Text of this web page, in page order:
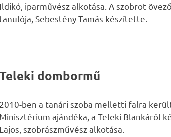
Ildikó, iparművész alkotása. A szobrot
tanulója, Sebestény Tamás készítette.
Teleki dombormű
2010-ben a tanári szoba melletti falra
Minisztérium ajándéka, a Teleki Blankáról
Lajos, szobrászművész alkotása.